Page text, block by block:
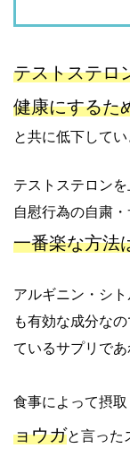
テストステロ
健康にするた
と共に低下してい
テストステロン
自慰行為の自粛
一番楽な方法
アルギニン・シ
も有効な成分な
ているサプリであ
食事によって摂取
ョウガと言った